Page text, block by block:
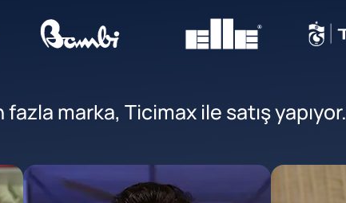
marka, Ticimax ile satış yapıyor.